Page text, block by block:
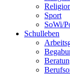
Sport
SoWi/
Schulleben